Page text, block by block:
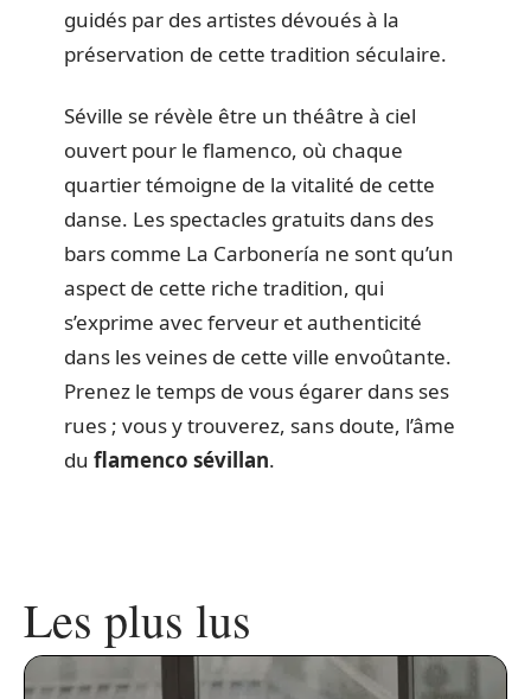
guidés par des artistes dévoués à la
préservation de cette tradition séculaire.
Séville se révèle être un théâtre à ciel
ouvert pour le flamenco, où chaque
quartier témoigne de la vitalité de cette
danse. Les spectacles gratuits dans des
bars comme La Carbonería ne sont qu’un
aspect de cette riche tradition, qui
s’exprime avec ferveur et authenticité
dans les veines de cette ville envoûtante.
Prenez le temps de vous égarer dans ses
rues ; vous y trouverez, sans doute, l’âme
du flamenco sévillan.
Les plus lus